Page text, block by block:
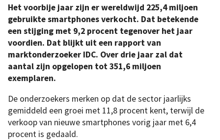
Het voorbije jaar zijn er wereldwijd 225,4 miljoen
gebruikte smartphones verkocht. Dat betekende
een stijging met 9,2 procent tegenover het jaar
voordien. Dat blijkt uit een rapport van
marktonderzoeker IDC. Over drie jaar zal dat
aantal zijn opgelopen tot 351,6 miljoen
exemplaren.
De onderzoekers merken op dat de sector jaarlijks
gemiddeld een groei met 11,8 procent kent, terwijl de
verkoop van nieuwe smartphones vorig jaar met 6,4
procent is gedaald.